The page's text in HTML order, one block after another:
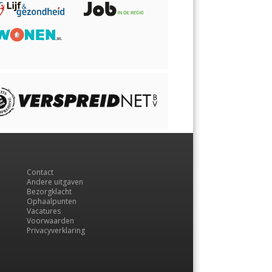
Contact
Andere uitgaven
Bezorgklacht
Ophaalpunten
Vacatures
Voorwaarden
Privacyverklaring